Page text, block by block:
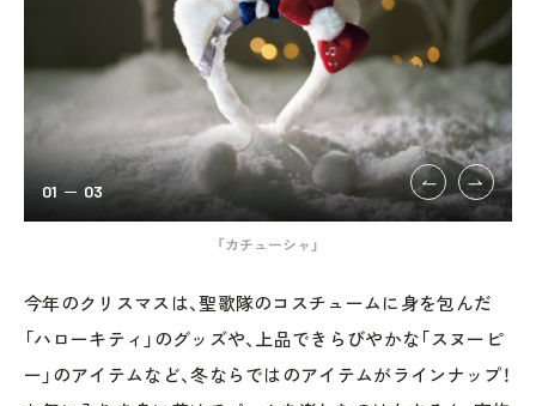
「カチューシャ」
01 03
今年のクリスマスは、聖歌隊のコスチュームに身を包んだ
「ハローキティ」のグッズや、上品できらびやかな「スヌーピ
ー」のアイテムなど、冬ならではのアイテムがラインナップ！